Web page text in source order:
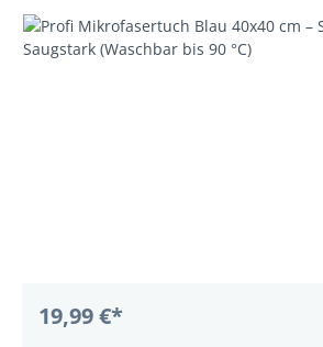
Bildergalerie überspringen
19,99 €*